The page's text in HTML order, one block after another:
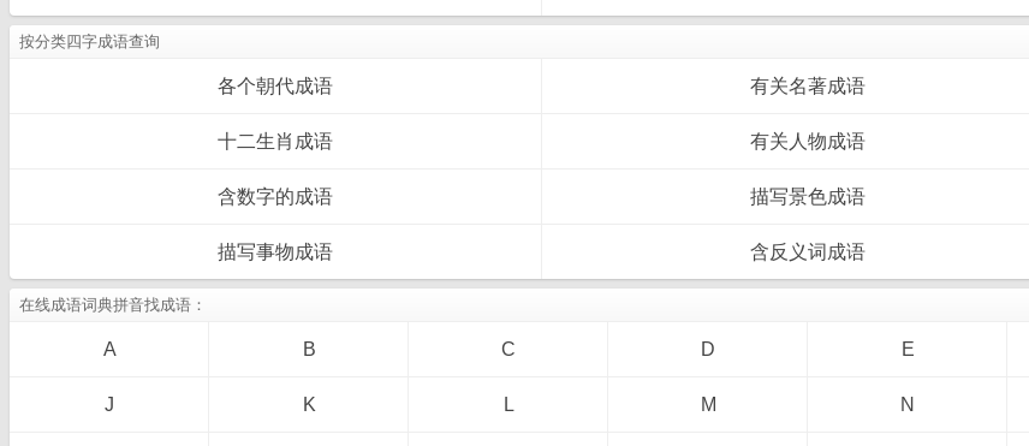
按分类四字成语查询
各个朝代成语 有关名著成语
十二生肖成语 有关人物成语
含数字的成语 描写景色成语
描写事物成语 含反义词成语
在线成语词典拼音找成语：
A B C D E
J K L M N